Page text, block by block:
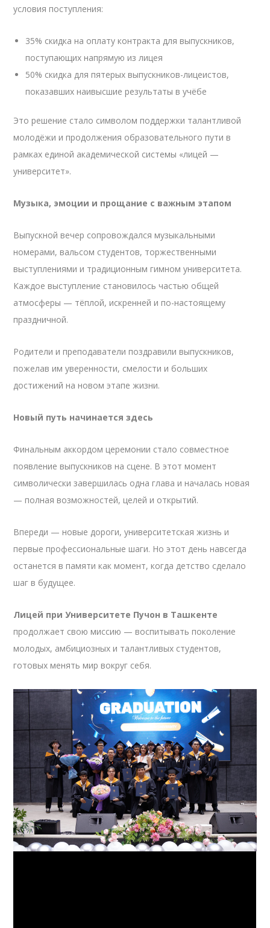
условия поступления:
35% скидка на оплату контракта для выпускников,
поступающих напрямую из лицея
50% скидка для пятерых выпускников-лицеистов,
показавших наивысшие результаты в учёбе
Это решение стало символом поддержки талантливой
молодёжи и продолжения образовательного пути в
рамках единой академической системы «лицей —
университет».
Музыка, эмоции и прощание с важным этапом
Выпускной вечер сопровождался музыкальными
номерами, вальсом студентов, торжественными
выступлениями и традиционным гимном университета.
Каждое выступление становилось частью общей
атмосферы — тёплой, искренней и по-настоящему
праздничной.
Родители и преподаватели поздравили выпускников,
пожелав им уверенности, смелости и больших
достижений на новом этапе жизни.
Новый путь начинается здесь
Финальным аккордом церемонии стало совместное
появление выпускников на сцене. В этот момент
символически завершилась одна глава и началась новая
— полная возможностей, целей и открытий.
Впереди — новые дороги, университетская жизнь и
первые профессиональные шаги. Но этот день навсегда
останется в памяти как момент, когда детство сделало
шаг в будущее.
Лицей при Университете Пучон в Ташкенте
продолжает свою миссию — воспитывать поколение
молодых, амбициозных и талантливых студентов,
готовых менять мир вокруг себя.